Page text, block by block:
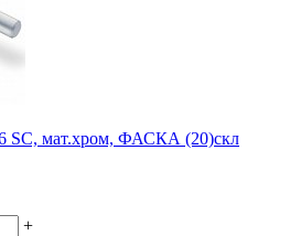
SC, мат.хром, ФАСКА (20)скл
+